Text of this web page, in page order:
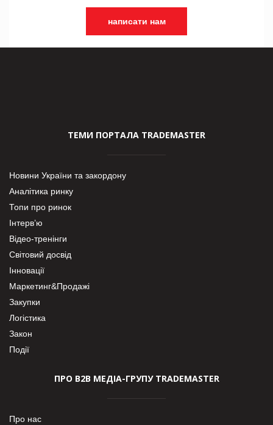
написати нам
ТЕМИ ПОРТАЛА TRADEMASTER
Новини України та закордону
Аналітика ринку
Топи про ринок
Інтерв’ю
Відео-тренінги
Світовий досвід
Інновації
Маркетинг&Продажі
Закупки
Логістика
Закон
Події
ПРО В2В МЕДІА-ГРУПУ TRADEMASTER
Про нас